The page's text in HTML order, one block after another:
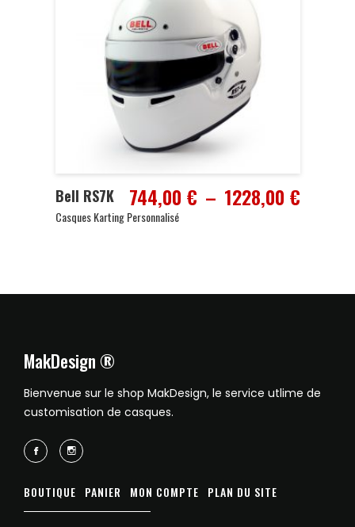
Bell RS7K 744,00 € – 1228,00 €Plage
Casques Karting Personnalisé
MakDesign ®
Bienvenue sur le shop MakDesign, le service utlime de
customisation de casques.
BOUTIQUE PANIER MON COMPTE PLAN DU SITE